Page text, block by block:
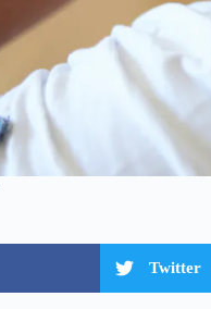
Twitter